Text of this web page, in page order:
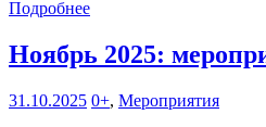
Подробнее
Ноябрь 2025:
31.10.2025 0+, Мероприятия